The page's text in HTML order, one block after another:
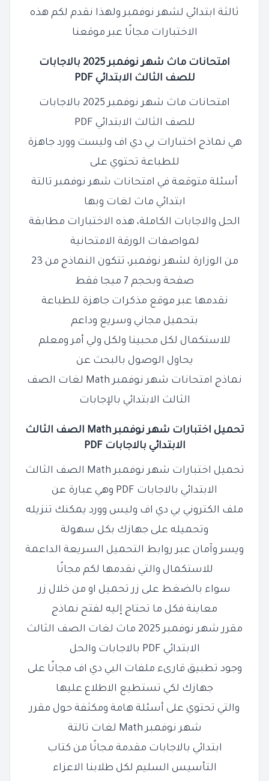
ثالثة ابتدائي لشهر نوفمبر ولهذا نقدم لكم هذه
الاختبارات مجانًا عبر موقعنا
امتحانات ماث شهرنوفمبر
2025 بالاجابات
للصف الثالث الابتدائي PDF
امتحانات ماث شهر نوفمبر 2025 بالاجابات
للصف الثالث الابتدائي PDF
هي نماذج اختبارات بي دي اف وليست وورد جاهزة
للطباعة تحتوي على
أسئلة متوقعة في امتحانات شهر نوفمبر تالتة
ابتدائي ماث لغات وبها
الحل والاجابات الكاملة، هذه الاختبارات مطابقة
لمواصفات الورقة الامتحانية
من الوزارة لشهر نوفمبر، تتكون النماذج من 23
صفحة وبحجم 7 ميجا فقط
نقدمها عبر موقع مذكرات جاهزة للطباعة
بتحميل مجاني وسريع وداعم
للاستكمال لكل محبينا ولكل ولي أمر ومعلم
يحاول الوصول بالبحث عن
نماذج امتحانات شهر نوفمبر Math لغات الصف
الثالث الابتدائي بالإجابات
تحميل اختبارات شهرنوفمبر
Math الصف الثالث
الابتدائي بالاجابات PDF
تحميل اختبارات شهر نوفمبر Math الصف الثالث
الابتدائي بالاجابات PDF وهي عبارة عن
ملف الكتروني بي دي اف وليس وورد يمكنك تنزيله
وتحميله على جهازك بكل سهولة
ويسر وآمان عبر روابط التحميل السريعة الداعمة
للاستكمال والتي نقدمها لكم مجانًا
سواء بالضغط على زر تحميل او من خلال زر
معاينة فكل ما تحتاج إليه لفتح نماذج
مقرر شهر نوفمبر 2025 ماث لغات الصف الثالث
الابتدائي PDF بالاجابات والحل
وجود تطبيق قارىء ملفات البي دي اف مجانًا على
جهازك لكي تستطيع الاطلاع عليها
والتي تحتوي على أسئلة هامة ومكثفة حول مقرر
شهر نوفمبر Math لغات تالتة
ابتدائي بالاجابات مقدمة مجانًا من كتاب
التأسيس السليم لكل طلابنا الاعزاء